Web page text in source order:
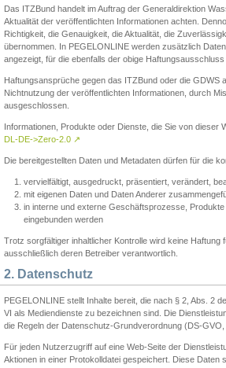
Das ITZBund handelt im Auftrag der Generaldirektion
Aktualität der veröffentlichten Informationen achten.
Richtigkeit, die Genauigkeit, die Aktualität, die
übernommen. In PEGELONLINE werden zusätzlich
angezeigt, für die ebenfalls der obige Haftungsausschluss
Haftungsansprüche gegen das ITZBund oder die GDWS
Nichtnutzung der veröffentlichten Informationen, durch
ausgeschlossen.
Informationen, Produkte oder Dienste, die Sie von
DL-DE->Zero-2.0 ↗
Die bereitgestellten Daten und Metadaten dürfen für die
vervielfältigt, ausgedruckt, präsentiert, verändert,
mit eigenen Daten und Daten Anderer
in interne und externe Geschäftsprozesse,
eingebunden werden
Trotz sorgfältiger inhaltlicher Kontrolle wird keine
ausschließlich deren Betreiber verantwortlich.
2. Datenschutz
PEGELONLINE stellt Inhalte bereit, die nach § 2, Abs. 2
VI als Mediendienste zu bezeichnen sind. Die
die Regeln der Datenschutz-Grundverordnung (DS-
Für jeden Nutzerzugriff auf eine Web-Seite der
Aktionen in einer Protokolldatei gespeichert. Diese